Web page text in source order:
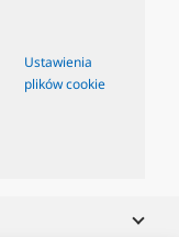
Ustawienia
plików cookie